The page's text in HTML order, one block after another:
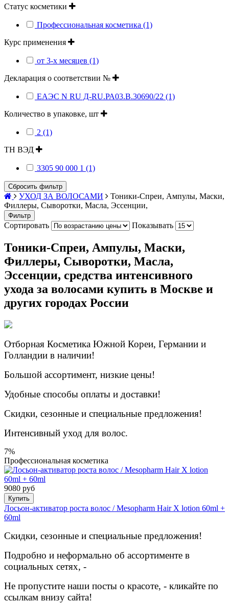
Статус косметики
Профессиональная косметика (1)
Курс применения
от 3-х месяцев (1)
Декларация о соответствии №
ЕАЭС N RU Д-RU.РА03.В.30690/22 (1)
Количество в упаковке, шт
2 (1)
ТН ВЭД
3305 90 000 1 (1)
Сбросить фильтр
УХОД ЗА ВОЛОСАМИ
Тоники-Спреи, Ампулы, Маски,
Филлеры, Сыворотки, Масла, Эссенции,
Фильтр
Сортировать Показывать
Тоники-Спреи, Ампулы, Маски,
Филлеры, Сыворотки, Масла,
Эссенции, средства интенсивного
ухода за волосами купить в Москве и
других городах России
Отборная Косметика Южной Кореи, Германии и
Голландии в наличии!
Большой ассортимент, низкие цены!
Удобные способы оплаты и доставки!
Скидки, сезонные и специальные предложения!
Интенсивный уход для волос.
7%
Профессиональная косметика
9080 руб
Купить
Лосьон-активатор роста волос / Mesopharm Hair X lotion 60ml +
60ml
Скидки, сезонные и специальные предложения!
Подробно и неформально об ассортименте в
социальных сетях, -
Не пропустите наши посты о красоте, - кликайте по
ссылкам внизу сайта!